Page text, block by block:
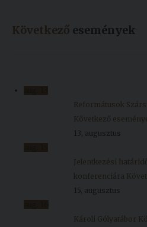
Következő események
Reformátusok
Következő
13, augusztus
Jelentkezési
konferenciára
15, augusztus
Károli Gólyatábor